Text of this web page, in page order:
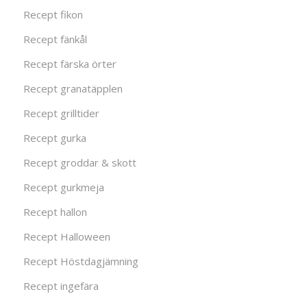
Recept fikon
Recept fänkål
Recept färska örter
Recept granatäpplen
Recept grilltider
Recept gurka
Recept groddar & skott
Recept gurkmeja
Recept hallon
Recept Halloween
Recept Höstdagjämning
Recept ingefära